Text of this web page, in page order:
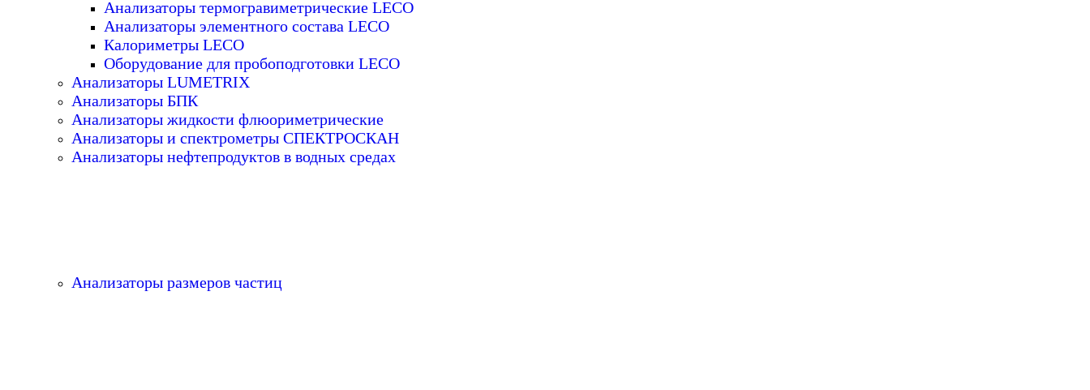
Анализаторы термогравиметрические LECO
Анализаторы элементного состава LECO
Калориметры LECO
Оборудование для пробоподготовки LECO
Анализаторы LUMETRIX
Анализаторы БПК
Анализаторы жидкости флюориметрические
Анализаторы и спектрометры СПЕКТРОСКАН
Анализаторы нефтепродуктов в водных средах
Анализаторы размеров частиц